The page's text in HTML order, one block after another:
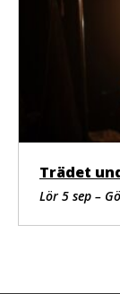
Trädet
Lör 5 sep –